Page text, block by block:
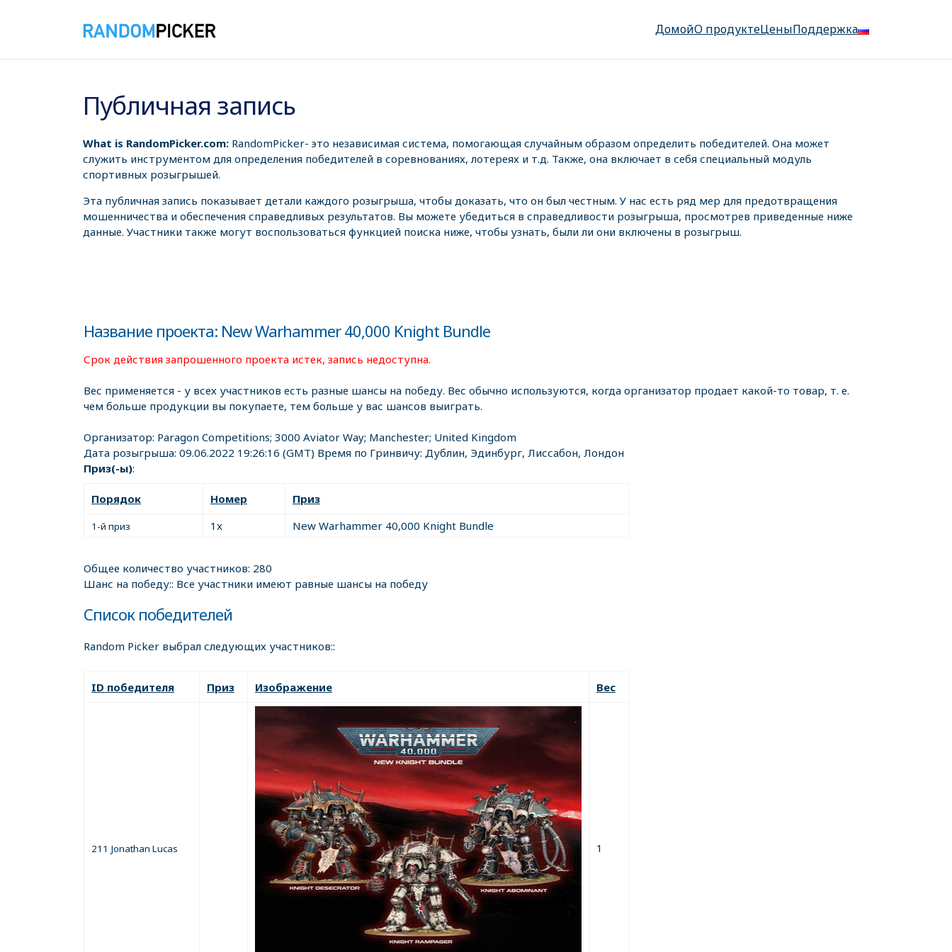
ДомойО продуктеЦеныПоддержка
Публичная запись
What is RandomPicker.com: RandomPicker- это независимая система, помогающая случайным образом определить победителей. Она может
служить инструментом для определения победителей в соревнованиях, лотереях и т.д. Также, она включает в себя специальный модуль
спортивных розыгрышей.
Эта публичная запись показывает детали каждого розыгрыша, чтобы доказать, что он был честным. У нас есть ряд мер для предотвращения
мошенничества и обеспечения справедливых результатов. Вы можете убедиться в справедливости розыгрыша, просмотрев приведенные ниже
данные. Участники также могут воспользоваться функцией поиска ниже, чтобы узнать, были ли они включены в розыгрыш.
Название проекта: New Warhammer 40,000 Knight Bundle
Срок действия запрошенного проекта истек, запись недоступна.
Вес применяется - у всех участников есть разные шансы на победу. Вес обычно используются, когда организатор продает какой-то товар, т. е.
чем больше продукции вы покупаете, тем больше у вас шансов выиграть.
Организатор: Paragon Competitions; 3000 Aviator Way; Manchester; United Kingdom
Дата розыгрыша: 09.06.2022 19:26:16 (GMT) Время по Гринвичу: Дублин, Эдинбург, Лиссабон, Лондон
Приз(-ы):
Порядок Номер Приз
1-й приз 1x New Warhammer 40,000 Knight Bundle
Общее количество участников: 280
Шанс на победу:: Все участники имеют равные шансы на победу
Список победителей
Random Picker выбрал следующих участников::
ID победителя Приз Изображение Вес
211 Jonathan Lucas 1